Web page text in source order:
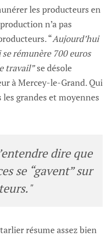
les producteurs en
n’a pas
“Aujourd’hui
rémunère 700 euros
travail”se désole
à Mercey-le-Grand. Qui
les grandes et moyennes
dire que
se “gavent” sur
résume assez bien